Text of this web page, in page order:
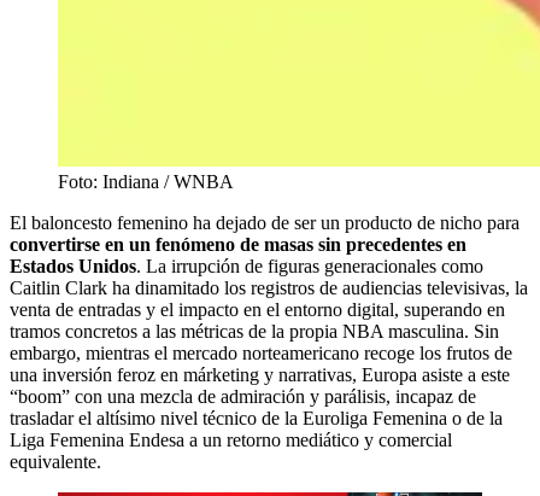
Foto: Indiana / WNBA
El baloncesto femenino ha dejado de ser un producto de nicho para
convertirse en un fenómeno de masas sin precedentes en
Estados Unidos. La irrupción de figuras generacionales como
Caitlin Clark ha dinamitado los registros de audiencias televisivas, la
venta de entradas y el impacto en el entorno digital, superando en
tramos concretos a las métricas de la propia NBA masculina. Sin
embargo, mientras el mercado norteamericano recoge los frutos de
una inversión feroz en márketing y narrativas, Europa asiste a este
“boom” con una mezcla de admiración y parálisis, incapaz de
trasladar el altísimo nivel técnico de la Euroliga Femenina o de la
Liga Femenina Endesa a un retorno mediático y comercial
equivalente.